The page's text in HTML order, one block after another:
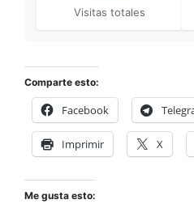
Visitas totales
Comparte esto:
Facebook
Imprimir X
Me gusta esto: